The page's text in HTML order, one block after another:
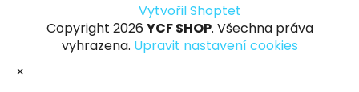
Vytvořil Shoptet
Copyright 2026 YCF SHOP. Všechna práva
vyhrazena. Upravit nastavení cookies
×